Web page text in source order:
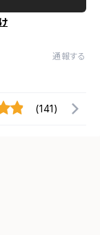
通報する
(141)